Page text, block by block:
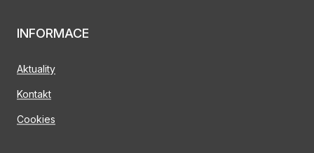
INFORMACE
Aktuality
Kontakt
Cookies